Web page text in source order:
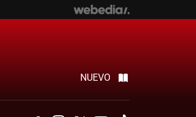
NUEVO